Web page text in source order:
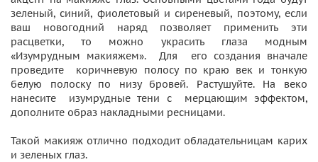
зеленый, синий, фиолетовый и сиреневый, поэтому, если
ваш новогодний наряд позволяет применить эти
расцветки, то можно украсить глаза модным
«Изумрудным макияжем». Для его создания вначале
проведите коричневую полосу по краю век и тонкую
белую полоску по низу бровей. Растушуйте. На веко
нанесите изумрудные тени с мерцающим эффектом,
дополните образ накладными ресницами.
Такой макияж отлично подходит обладательницам карих
и зеленых глаз.